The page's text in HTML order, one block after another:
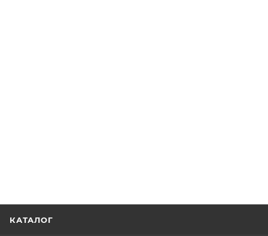
КАТАЛОГ